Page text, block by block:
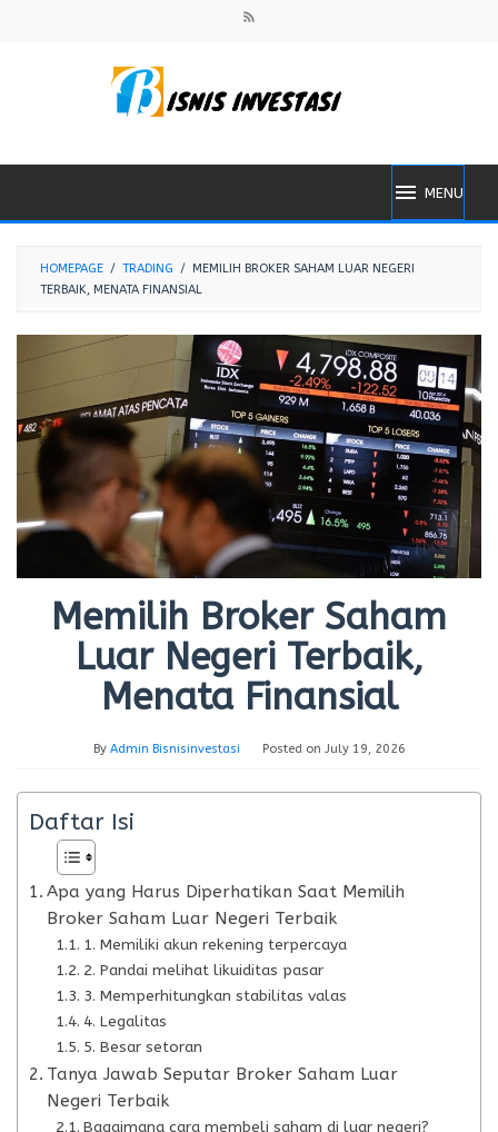
MENU
HOMEPAGE / TRADING / MEMILIH BROKER SAHAM LUAR NEGERI
TERBAIK, MENATA FINANSIAL
Memilih Broker Saham
Luar Negeri Terbaik,
Menata Finansial
By Admin Bisnisinvestasi Posted on July 19, 2026
Daftar Isi
Apa yang Harus Diperhatikan Saat Memilih
Broker Saham Luar Negeri Terbaik
1. Memiliki akun rekening terpercaya
2. Pandai melihat likuiditas pasar
3. Memperhitungkan stabilitas valas
4. Legalitas
5. Besar setoran
Tanya Jawab Seputar Broker Saham Luar
Negeri Terbaik
Bagaimana cara membeli saham di luar negeri?